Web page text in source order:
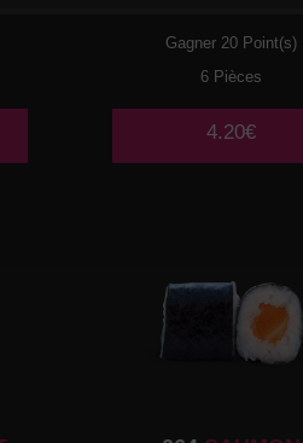
Gagner 20 Point(s)
6 Pièces
4.20€